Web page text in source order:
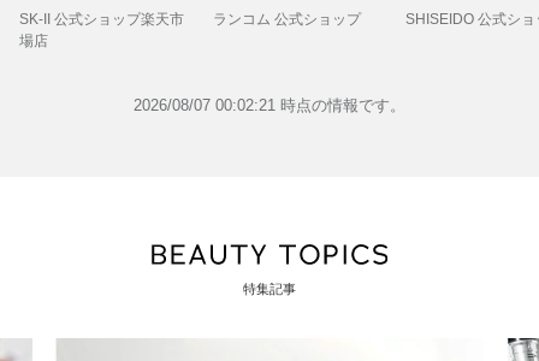
ンス75mL、160mL、230
mL | SK-2 / SK-II（エスケ
ンス 20代 30代 40代 50代
SK-II 公式ショップ楽天市
場店
1:59★】 LANCÔME(ラ
穴 ハリ 透明感 スキンケ
ランコム 公式ショップ
ンデーション ☆ |
SHISEIDO 公式ショ
2026/08/07 00:02:21 時点の情報です。
特集記事